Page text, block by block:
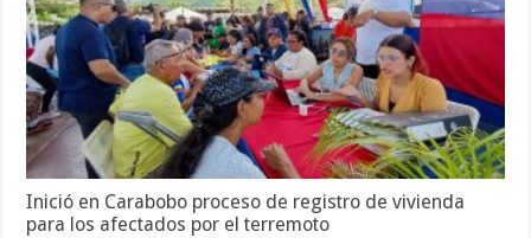
Inició en Carabobo proceso de registro de vivienda
para los afectados por el terremoto